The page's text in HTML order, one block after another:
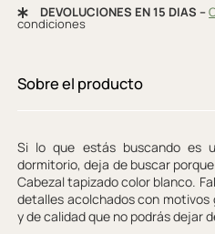
DEVOLUCIONES EN 15 DIAS –
condiciones
Sobre el producto
Si lo que estás buscando es
dormitorio, deja de buscar
Cabezal tapizado color blanco.
detalles acolchados con
y de calidad que no podrás dejar